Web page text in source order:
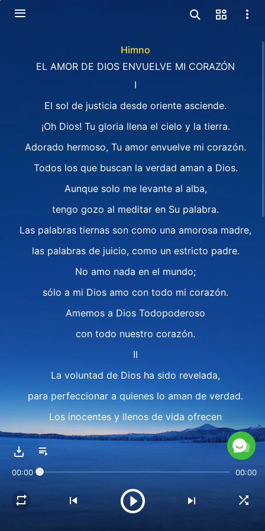
Himno
EL AMOR DE DIOS ENVUELVE MI CORAZÓN
I
El sol de justicia desde oriente asciende.
¡Oh Dios! Tu gloria llena el cielo y la tierra.
Adorado hermoso, Tu amor envuelve mi corazón.
Todos los que buscan la verdad aman a Dios.
Aunque solo me levante al alba,
tengo gozo al meditar en Su palabra.
Las palabras tiernas son como una amorosa madre,
las palabras de juicio, como un estricto padre.
No amo nada en el mundo;
sólo a mi Dios amo con todo mi corazón.
Amemos a Dios Todopoderoso
con todo nuestro corazón.
II
La voluntad de Dios ha sido revelada,
para perfeccionar a quienes lo aman de verdad.
Los inocentes y llenos de vida ofrecen
alabanzas a Dios,
y bailan juntos hermosas danzas alrededor
Las personas son convocadas por la voz de Dios.
00:00 00:00